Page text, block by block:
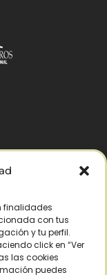
finalidades
con tus
y tu perfil.
click en “Ver
las cookies
puedes